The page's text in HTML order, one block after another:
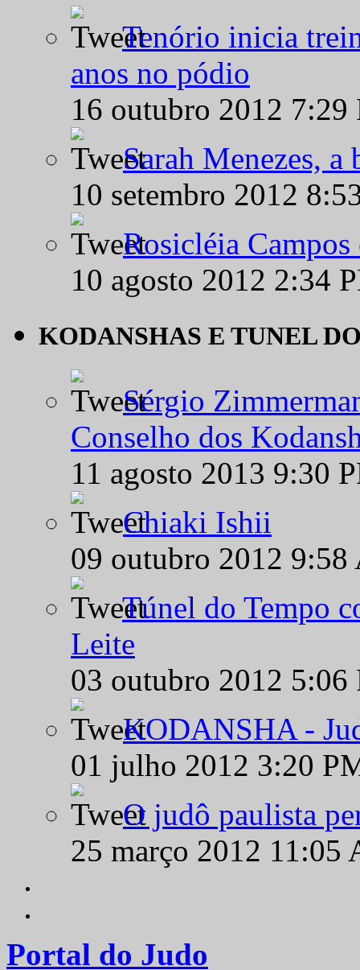
Tenório inicia
anos no pódio
16 outubro 2012
Sarah Menezes,
10 setembro 2012
Rosicléia
10 agosto 2012 2:34
KODANSHAS E TUNEL
Sérgio
Conselho dos
11 agosto 2013 9:30
Chiaki Ishii
09 outubro 2012
Túnel do Tempo
Leite
03 outubro 2012
KODANSHA -
01 julho 2012 3:20
O judô paulista
25 março 2012
Portal do Judo